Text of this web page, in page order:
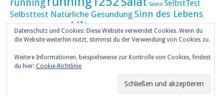
running Salate SelbstTest
Selbsttest Natürliche Gesundung Sinn des Lebens
Skaten Tageskalender UltraUltramarathon
umZEITZUerLEBEN Weihnachten
Weihnachtskalender weiser UHU
ZEITZULEBENÜberlebenswissen
Datenschutz und Cookies: Diese Website verwendet Cookies. Wenn du
die Website weiterhin nutzt, stimmst du der Verwendung von Cookies zu.
Weitere Informationen, beispielsweise zur Kontrolle von Cookies, findest
du hier: Cookie-Richtlinie